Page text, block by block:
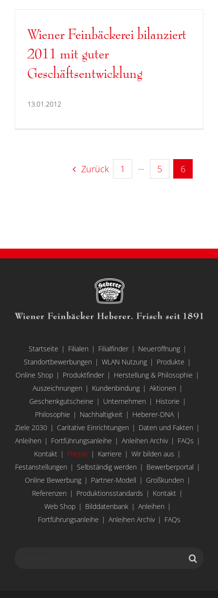
Wiener Feinbäckerei bilanziert
2011 mit guter
Geschäftsentwicklung
13.01.2012
Zurück 1 ··· 5 6
Startseite Filialen Filialfinder
Neueröffnung
Standortbewerbungen
WLAN Nutzung
Produkte
Online Shop
Produktfinder
Herstellung & Philosophie
Auszeichnungen
Kundenbindung
Aktionen
Geschenkgutscheine
Unternehmen
Historie
Philosophie
Nachhaltigkeit
Heberer-DNA
Ziele 2030
Caritative Einrichtungen
Daten und Fakten
Anleihen
Fortführungsanleihe Anleihen Archiv
FAQs
Kontakt
Presse Karriere
Wir bilden aus
Festanstellungen
Selbständig werden
Bewerberportal
Online Bewerbung
Partner-Modell
Großkunden
Referenzen
Produktionsstandards
Kontakt
Web Shop
Bilddatenbank
Anleihen
Fortführungsanleihe
Anleihen Archiv FAQs